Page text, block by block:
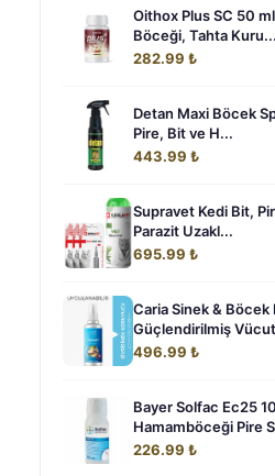
Oithox Plus SC 50
Böceği, Tahta Kuru...
282.99 ₺
Detan Maxi Böcek
Pire, Bit ve H...
443.99 ₺
Supravet Kedi Bit,
Parazit Uzakl...
695.99 ₺
Caria Sinek & Böcek
Güçlendirilmiş
496.99 ₺
Bayer Solfac Ec25
Hamamböceği Pire
226.99 ₺